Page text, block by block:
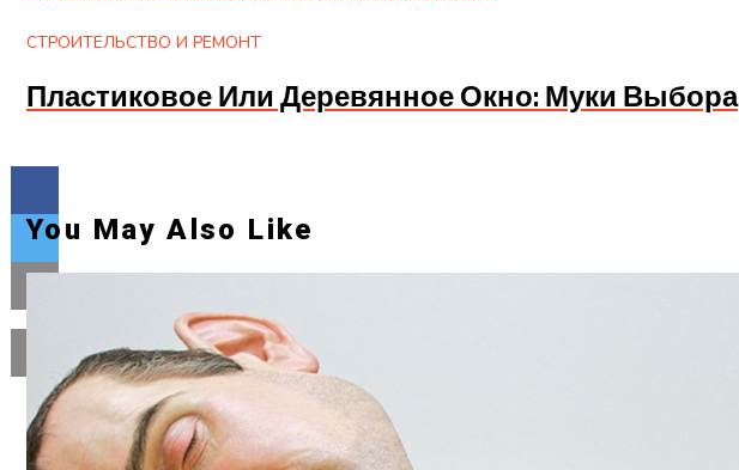
СТРОИТЕЛЬСТВО И РЕМОНТ
Пластиковое Или Деревянное Окно: Муки Выбора
Flipboard
Reddit
You May Also Like